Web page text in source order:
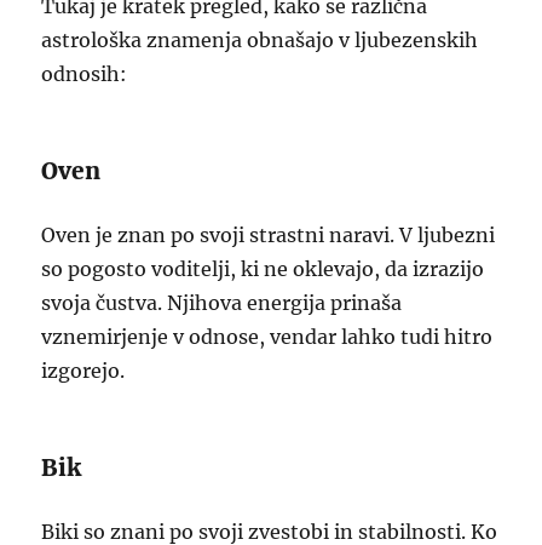
Tukaj je kratek pregled, kako se različna
astrološka znamenja obnašajo v ljubezenskih
odnosih:
Oven
Oven je znan po svoji strastni naravi. V ljubezni
so pogosto voditelji, ki ne oklevajo, da izrazijo
svoja čustva. Njihova energija prinaša
vznemirjenje v odnose, vendar lahko tudi hitro
izgorejo.
Bik
Biki so znani po svoji zvestobi in stabilnosti. Ko